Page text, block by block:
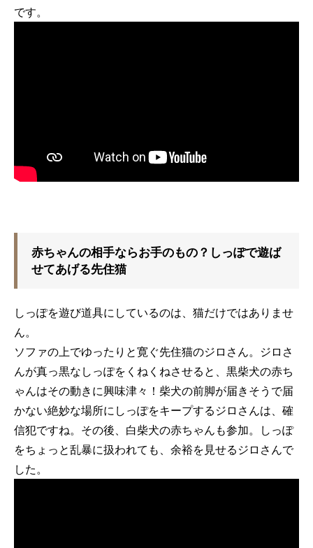
です。
赤ちゃんの相手ならお手のもの？しっぽで遊ば
せてあげる先住猫
しっぽを遊び道具にしているのは、猫だけではありませ
ん。
ソファの上でゆったりと寛ぐ先住猫のジロさん。ジロさ
んが真っ黒なしっぽをくねくねさせると、黒柴犬の赤ち
ゃんはその動きに興味津々！柴犬の前脚が届きそうで届
かない絶妙な場所にしっぽをキープするジロさんは、確
信犯ですね。その後、白柴犬の赤ちゃんも参加。しっぽ
をちょっと乱暴に扱われても、余裕を見せるジロさんで
した。